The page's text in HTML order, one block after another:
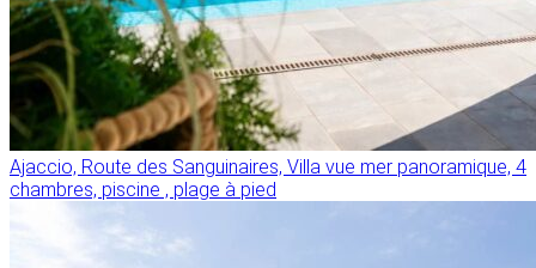
Ajaccio, Route des Sanguinaires, Villa vue mer panoramique, 4
chambres, piscine , plage à pied